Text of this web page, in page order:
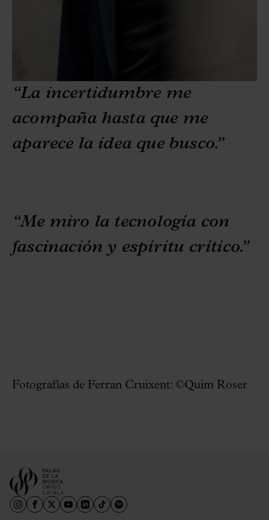
“La incertidumbre me
acompaña hasta que me
aparece la idea que busco.”
“Me miro la tecnología con
fascinación y espíritu crítico.”
Fotografías de Ferran Cruixent: ©Quim Roser